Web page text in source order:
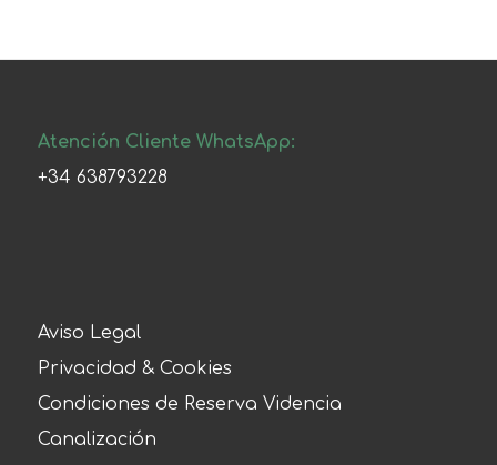
Atención Cliente WhatsApp:
+34 638793228
Aviso Legal
Privacidad & Cookies
Condiciones de Reserva Videncia
Canalización